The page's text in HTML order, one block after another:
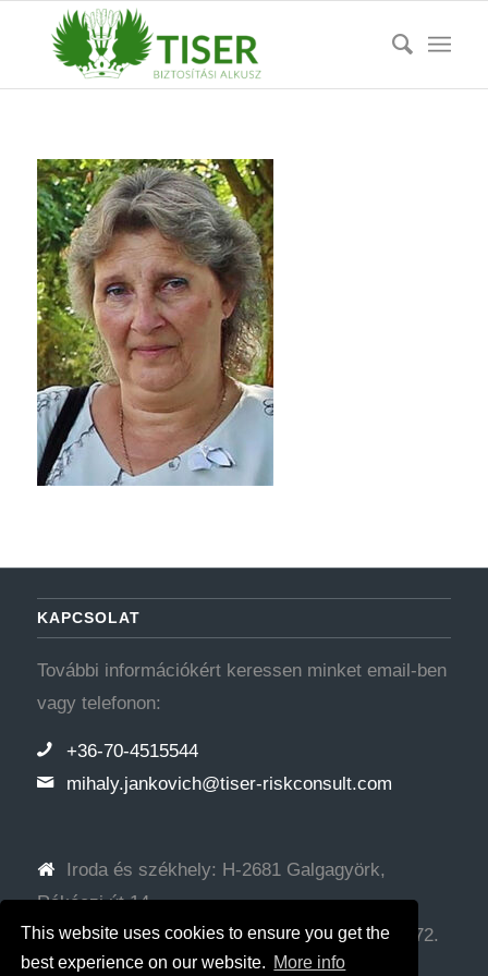
This website uses cookies to ensure you get the
best experience on our website. More info
KAPCSOLAT
További információkért keressen minket email-ben
vagy telefonon:
+36-70-4515544
mihaly.jankovich@tiser-riskconsult.com
Iroda és székhely: H-2681 Galgagyörk,
Rákóczi út 14.
Levelezési cím: H-2314 Halásztelek, Mária u. 72.